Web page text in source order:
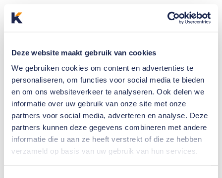
Deze website maakt gebruik van cookies
We gebruiken cookies om content en advertenties te
personaliseren, om functies voor social media te bieden
en om ons websiteverkeer te analyseren. Ook delen we
informatie over uw gebruik van onze site met onze
partners voor social media, adverteren en analyse. Deze
partners kunnen deze gegevens combineren met andere
informatie die u aan ze heeft verstrekt of die ze hebben
verzameld op basis van uw gebruik van hun services.